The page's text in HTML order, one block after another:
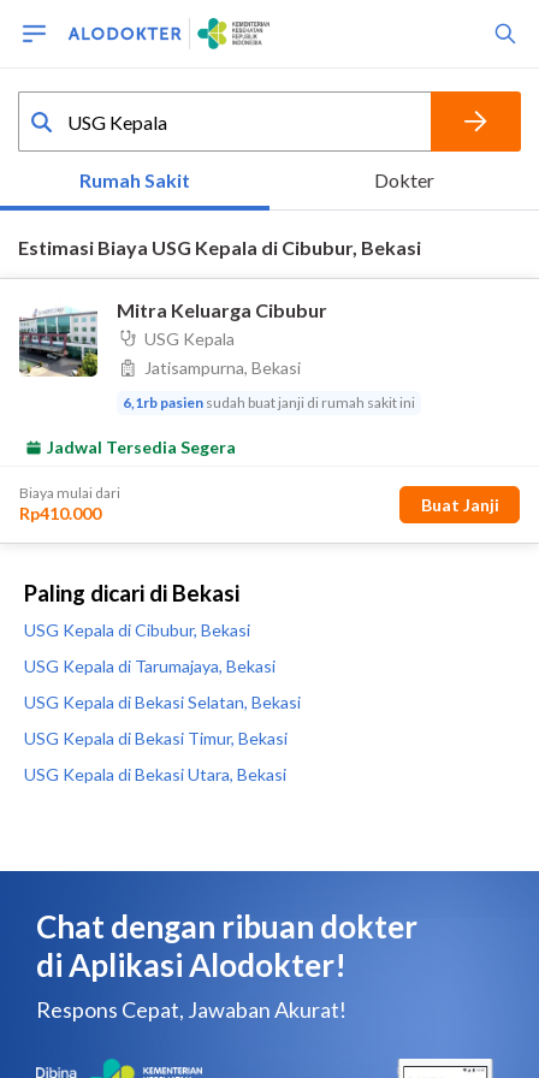
Paling dicari di Bekasi
USG Kepala di Cibubur, Bekasi
USG Kepala di Tarumajaya, Bekasi
USG Kepala di Bekasi Selatan, Bekasi
USG Kepala di Bekasi Timur, Bekasi
USG Kepala di Bekasi Utara, Bekasi